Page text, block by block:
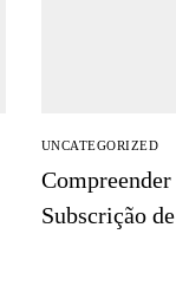
UNCATEGORIZED
Subscrição